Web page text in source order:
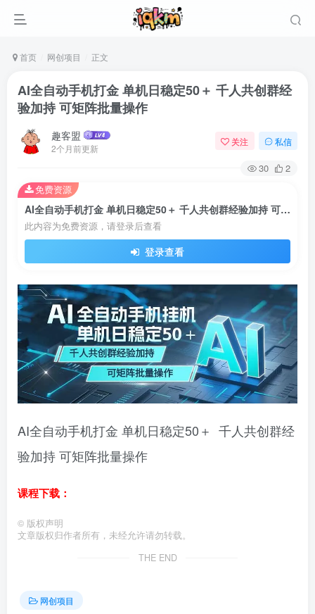
首页 网创项目 正文
AI全自动手机打金 单机日稳定50＋ 千人共创群经
验加持 可矩阵批量操作
趣客盟
2个月前更新
关注 私信
30 2
AI全自动手机打金 单机日稳定50＋ 千人共创群经验加持 可矩阵批量操作
此内容为免费资源，请登录后查看
登录查看
免费资源
AI全自动手机打金 单机日稳定50＋ 千人共创群经
验加持 可矩阵批量操作
课程下载：
© 版权声明
文章版权归作者所有，未经允许请勿转载。
THE END
网创项目